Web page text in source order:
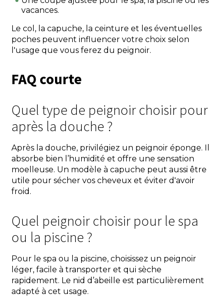
vacances.
Le col, la capuche, la ceinture et les éventuelles
poches peuvent influencer votre choix selon
l'usage que vous ferez du peignoir.
FAQ courte
Quel type de peignoir choisir pour
après la douche ?
Après la douche, privilégiez un peignoir éponge. Il
absorbe bien l’humidité et offre une sensation
moelleuse. Un modèle à capuche peut aussi être
utile pour sécher vos cheveux et éviter d'avoir
froid.
Quel peignoir choisir pour le spa
ou la piscine ?
Pour le spa ou la piscine, choisissez un peignoir
léger, facile à transporter et qui sèche
rapidement. Le nid d’abeille est particulièrement
adapté à cet usage.